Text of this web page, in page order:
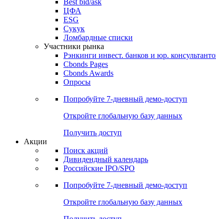
Ближайшие размещения (Россия)
Специальные разделы
Кривые доходности
Best bid/ask
ЦФА
ESG
Сукук
Ломбардные списки
Участники рынка
Рэнкинги инвест. банков и юр. консультантов
Cbonds Pages
Cbonds Awards
Опросы
Попробуйте7-дневный
Откройте глобальную базу данных
Получить доступ
Акции
Поиск акций
Дивидендный календарь
Российские IPO/SPO
Попробуйте7-дневный